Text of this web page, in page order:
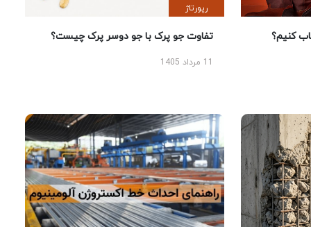
کنیم؟
رپورتاژ
تفاوت جو پرک با جو دوسر پرک چیست؟